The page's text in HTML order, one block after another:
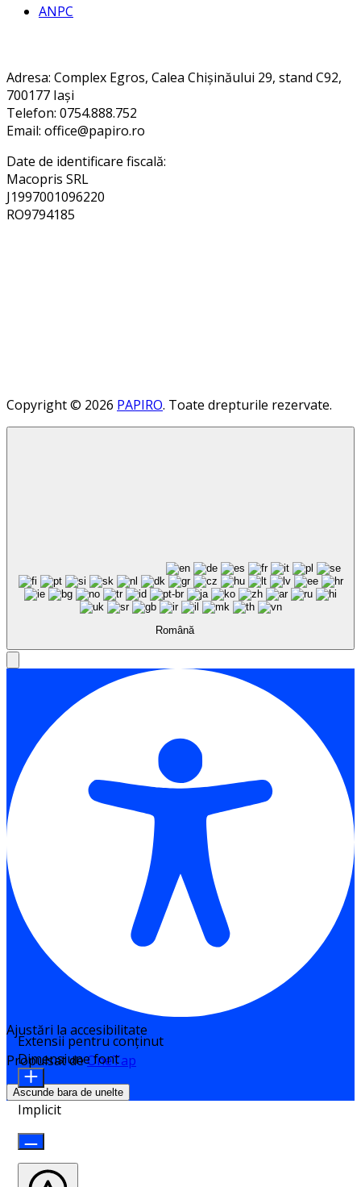
ANPC
Adresa: Complex Egros, Calea Chișinăului 29, stand C92,
700177 Iași
Telefon: 0754.888.752
Email: office@papiro.ro
Date de identificare fiscală:
Macopris SRL
J1997001096220
RO9794185
Copyright © 2026 PAPIRO. Toate drepturile rezervate.
Română
Ajustări la accesibilitate
Propulsat deOneTap
Ascunde bara de unelte
Extensii pentru conținut
Dimensiune font
Implicit